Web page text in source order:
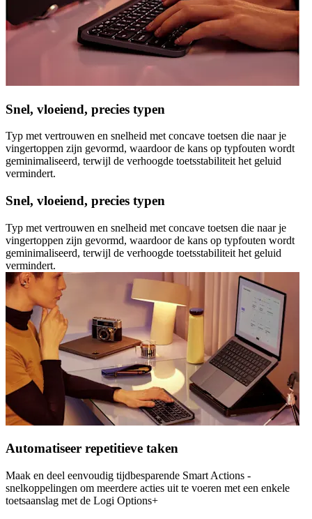
Snel, vloeiend, precies typen
Typ met vertrouwen en snelheid met concave toetsen die naar je
vingertoppen zijn gevormd, waardoor de kans op typfouten wordt
geminimaliseerd, terwijl de verhoogde toetsstabiliteit het geluid
vermindert.
Snel, vloeiend, precies typen
Typ met vertrouwen en snelheid met concave toetsen die naar je
vingertoppen zijn gevormd, waardoor de kans op typfouten wordt
geminimaliseerd, terwijl de verhoogde toetsstabiliteit het geluid
vermindert.
Automatiseer repetitieve taken
Maak en deel eenvoudig tijdbesparende Smart Actions -
snelkoppelingen om meerdere acties uit te voeren met een enkele
toetsaanslag met de Logi Options+